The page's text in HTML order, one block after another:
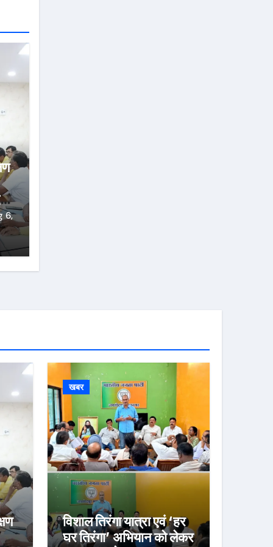
6,
खबर
विशाल तिरंगा यात्रा एवं ‘हर
घर तिरंगा’ अभियान को लेकर